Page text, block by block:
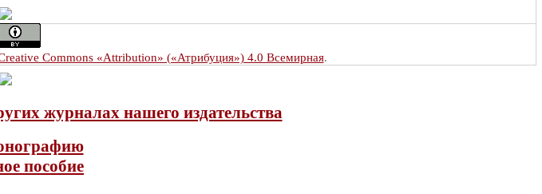
Commons «Attribution» («Атрибуция») 4.0 Всемирная.
журналах нашего издательства
пособие